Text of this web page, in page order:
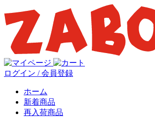
ログイン / 会員登録
ホーム
新着商品
再入荷商品